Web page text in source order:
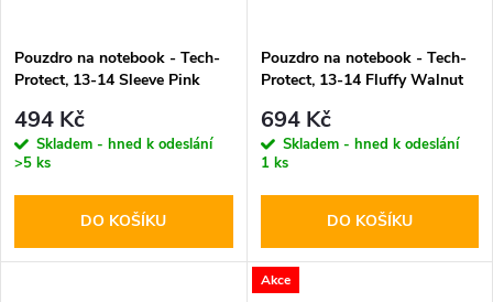
Pouzdro na notebook - Tech-
Protect, 13-14 Sleeve Pink
494 Kč
Skladem - hned k odeslání
>5 ks
DO KOŠÍKU
Pouzdro na notebook - Tech-
Protect, 13-14 Fluffy Walnut
694 Kč
Skladem - hned k odeslání
1 ks
DO KOŠÍKU
Akce